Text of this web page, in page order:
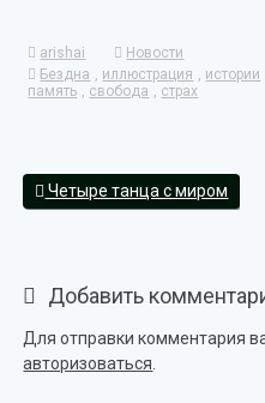
arishai
Новости
Бездна , иллюстрация , истории
память , свобода , страх
Четыре танца с миром
Добавить
Для отправки комментария
авторизоваться